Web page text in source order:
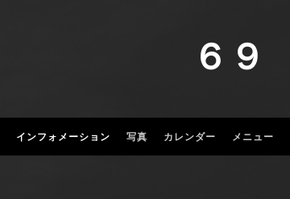
６９
インフォメーション 写真 カレンダー メニュー